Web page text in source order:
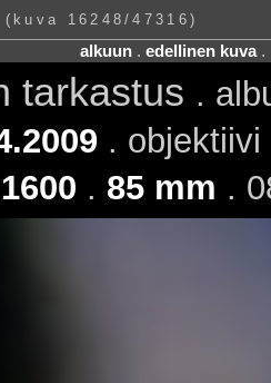
16248/47316)
alkuun. edellinen kuva.
tarkastus .
. objektiivi
. 85 mm .